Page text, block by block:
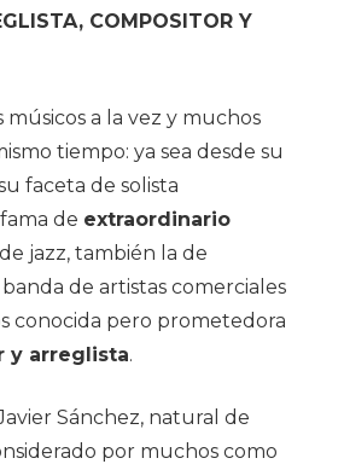
COMPOSITOR Y
músicos a la vez y muchos
tiempo: ya sea desde su
faceta de solista
de extraordinario
jazz, también la de
de artistas comerciales
conocida pero prometedora
y arreglista.
Sánchez, natural de
por muchos como